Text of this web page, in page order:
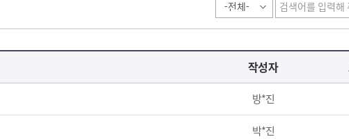
작성자
방*진
박*진